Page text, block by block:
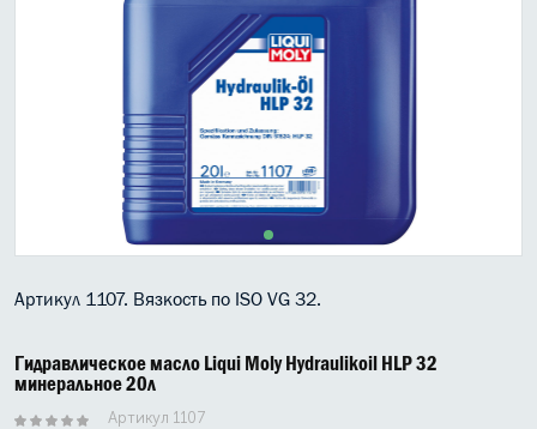
КОНСИСТЕНТНАЯ СМАЗКА
ИНДУСТРИАЛЬНЫЕ МАСЛА
АНТИФРИЗЫ СПЕЦЖИДКОСТИ
ПРИСАДКИ АВТОХИМИЯ
АВТО КОСМЕТИКА
МОТО МАСЛА
Артикул 1107. Вязкость по ISO VG 32.
Гидравлическое масло Liqui Moly Hydraulikoil HLP 32
минеральное 20л
Артикул 1107